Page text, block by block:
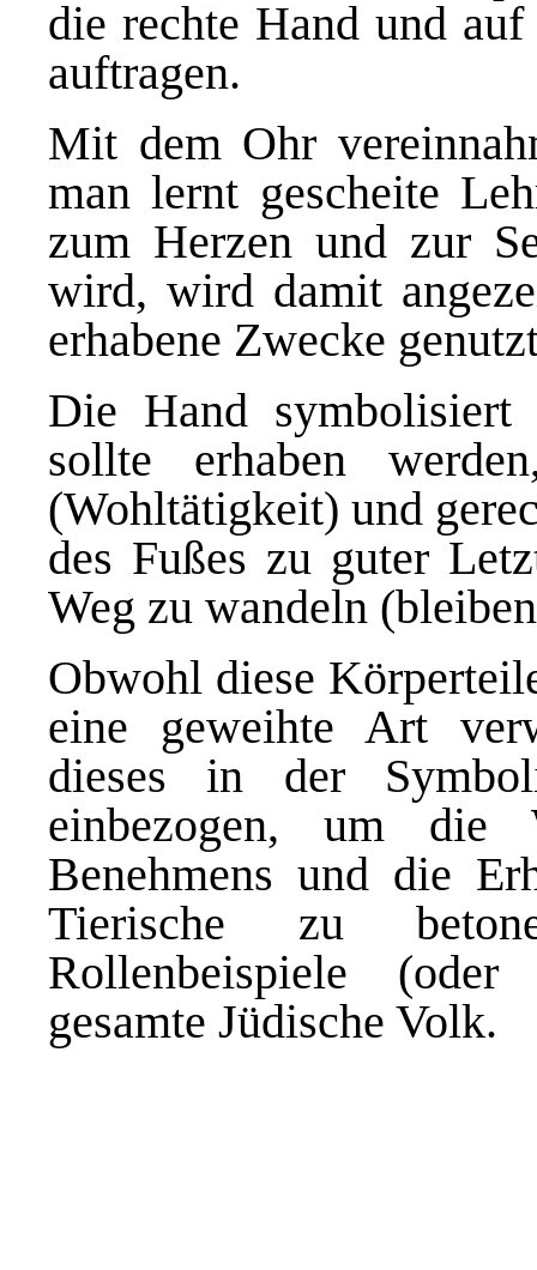
die rechte Hand und
auftragen.
Mit dem Ohr
man lernt gescheite
zum Herzen und zur
wird, wird damit
erhabene Zwecke
Die Hand
sollte erhaben
(Wohltätigkeit) und
des Fußes zu guter
Weg zu wandeln
Obwohl diese
eine geweihte Art
dieses in der
einbezogen, um die
Benehmens und die
Tierische zu
Rollenbeispiele
gesamte Jüdische Volk.